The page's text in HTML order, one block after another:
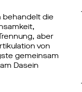
behandelt die
aber
von
gemeinsam
Dasein